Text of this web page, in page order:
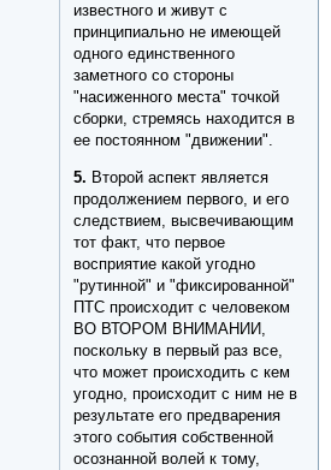
известного и живут с
принципиально не имеющей
одного единственного
заметного со стороны
"насиженного места" точкой
сборки, стремясь находится в
ее постоянном "движении".
5. Второй аспект является
продолжением первого, и его
следствием, высвечивающим
тот факт, что первое
восприятие какой угодно
"рутинной" и "фиксированной"
ПТС происходит с человеком
ВО ВТОРОМ ВНИМАНИИ,
поскольку в первый раз все,
что может происходить с кем
угодно, происходит с ним не в
результате его предварения
этого события собственной
осознанной волей к тому,